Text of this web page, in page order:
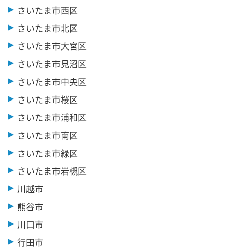
さいたま市西区
さいたま市北区
さいたま市大宮区
さいたま市見沼区
さいたま市中央区
さいたま市桜区
さいたま市浦和区
さいたま市南区
さいたま市緑区
さいたま市岩槻区
川越市
熊谷市
川口市
行田市